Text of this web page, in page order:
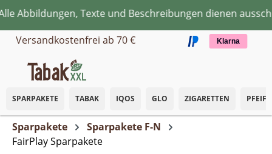
Zum Hauptinhalt springen
Abbildungen, Texte und Beschreibungen dienen
Versandkostenfrei ab 70 €
Klarna
SPARPAKETE TABAK IQOS GLO ZIGARETTEN
Sparpakete
Sparpakete F-N
FairPlay Sparpakete